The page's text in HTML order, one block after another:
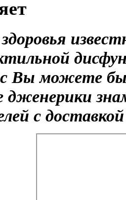
Вы можете
дженерики
с